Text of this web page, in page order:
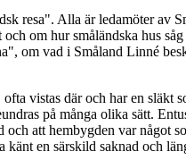
resa". Alla är ledamöter av
om hur småländska hus
om vad i Småland Linné
vistas där och har en släkt
på många olika sätt.
att hembygden var något
en särskild saknad och